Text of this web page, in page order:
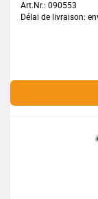
Art.Nr.: 090553
Délai de livraison: